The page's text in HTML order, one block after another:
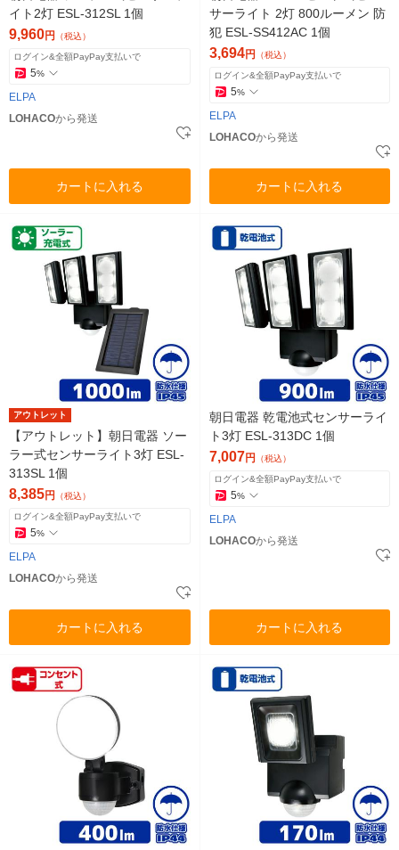
イト2灯 ESL-312SL 1個
9,960円 （税込）
ログイン&全額PayPay支払いで
5%
ELPA
LOHACOから発送
カートに入れる
サーライト 2灯 800ルーメン 防
犯 ESL-SS412AC 1個
3,694円 （税込）
ログイン&全額PayPay支払いで
5%
ELPA
LOHACOから発送
カートに入れる
アウトレット
【アウトレット】朝日電器 ソー
ラー式センサーライト3灯 ESL-
313SL 1個
8,385円 （税込）
ログイン&全額PayPay支払いで
5%
ELPA
LOHACOから発送
カートに入れる
朝日電器 乾電池式センサーライ
ト3灯 ESL-313DC 1個
7,007円 （税込）
ログイン&全額PayPay支払いで
5%
ELPA
LOHACOから発送
カートに入れる